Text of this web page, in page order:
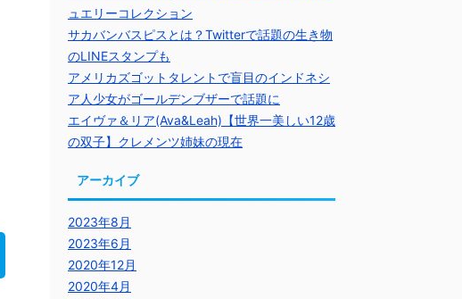
ュエリーコレクション
サカバンバスピスとは？Twitterで話題の生き物
のLINEスタンプも
アメリカズゴットタレントで盲目のインドネシ
ア人少女がゴールデンブザーで話題に
エイヴァ＆リア(Ava&Leah)【世界一美しい12歳
の双子】クレメンツ姉妹の現在
アーカイブ
2023年8月
2023年6月
2020年12月
2020年4月